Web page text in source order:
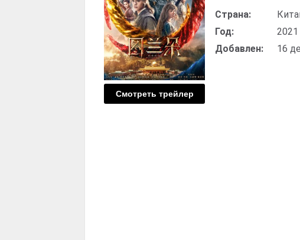
Смотреть трейлер
Страна:
Год:
2021
Добавлен:
16